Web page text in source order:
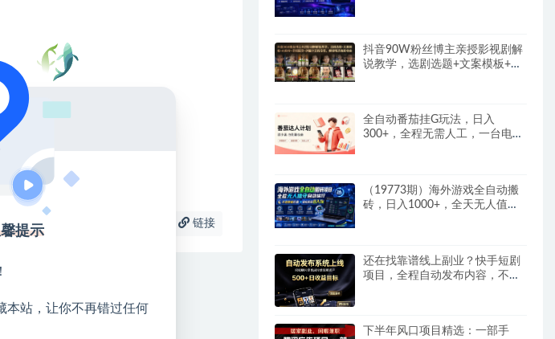
链接
抖音90W粉丝博主亲授影视剧解
说教学，选剧选题+文案模板+AI
全自动番茄挂G玩法，日入
300+，全程无需人工，一台电脑
（19773期）海外游戏全自动搬
砖，日入1000+，全天无人值
还在找靠谱线上副业？快手短剧
项目，全程自动发布内容，不用
下半年风口项目精选：一部手
提示
本站，让你不再错过任何